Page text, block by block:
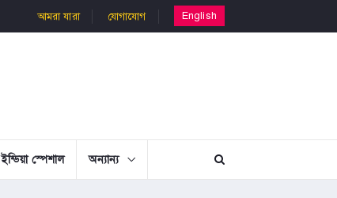
আমরা যারা যোগাযোগ English
ইন্ডিয়া স্পেশাল অন্যান্য